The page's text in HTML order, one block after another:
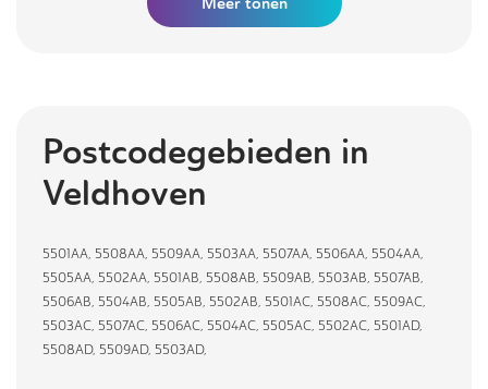
Postcodegebieden in
Veldhoven
5501AA, 5508AA, 5509AA, 5503AA, 5507AA, 5506AA, 5504AA,
5505AA, 5502AA, 5501AB, 5508AB, 5509AB, 5503AB, 5507AB,
5506AB, 5504AB, 5505AB, 5502AB, 5501AC, 5508AC, 5509AC,
5503AC, 5507AC, 5506AC, 5504AC, 5505AC, 5502AC, 5501AD,
5508AD, 5509AD, 5503AD,